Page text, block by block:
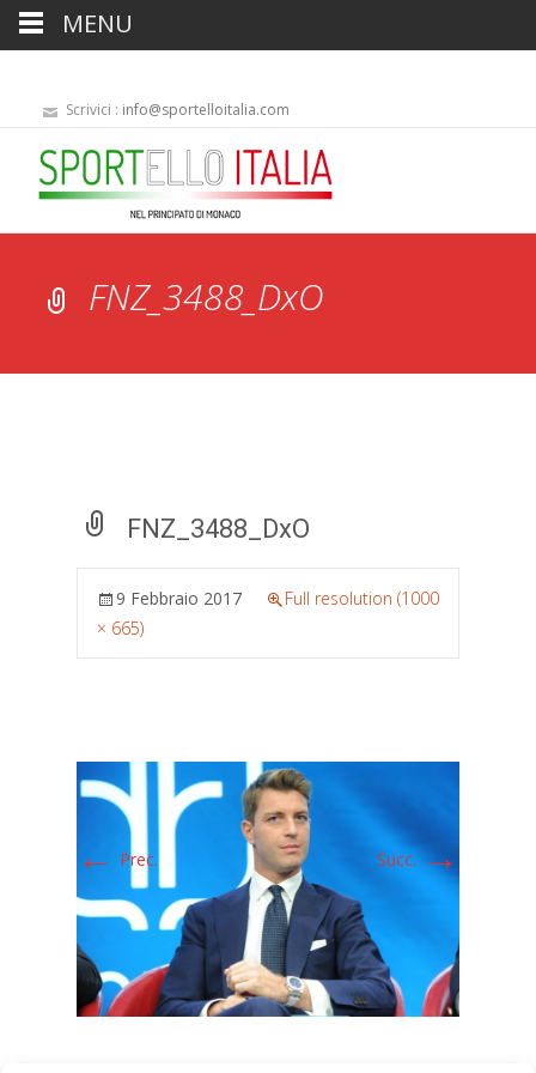
Scrivici : info@sportelloitalia.com
FNZ_3488_DxO
FNZ_3488_DxO
9 Febbraio 2017
Full resolution (1000
× 665)
← Prec. Succ.→
MENU